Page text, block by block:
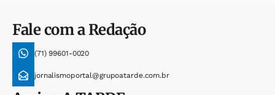
Fale com a Redação
(71) 99601-0020
jornalismoportal@grupoatarde.com.br